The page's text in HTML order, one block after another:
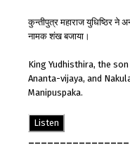
कुन्तीपुत्र महाराज युधिष्ठिर
नामक शंख बजाया।
King Yudhisthira, the
Ananta-vijaya, and
Manipuspaka.
Listen